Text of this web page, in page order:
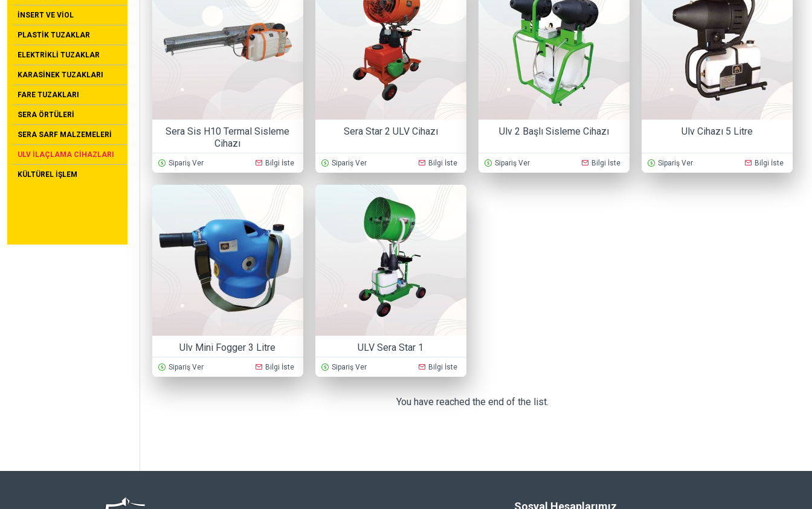
İNSERT VE VIOL
PLASTIK TUZAKLAR
ELEKTRIKLI TUZAKLAR
KARASINEK TUZAKLARI
FARE TUZAKLARI
SERA ÖRTÜLERI
SERA SARF MALZEMELERI
ULV İLAÇLAMA CIHAZLARI
KÜLTÜREL İŞLEM
Sera Sis H10 Termal Sisleme
Cihazı
Sipariş Ver Bilgi İste
Sera Star 2 ULV Cihazı
Sipariş Ver Bilgi İste
Ulv 2 Başlı Sisleme Cihazı
Sipariş Ver Bilgi İste
Ulv Cihazı 5 Litre
Sipariş Ver Bilgi İste
Ulv Mini Fogger 3 Litre
Sipariş Ver Bilgi İste
ULV Sera Star 1
Sipariş Ver Bilgi İste
You have reached the end of the list.
Sosyal Hesaplarımız